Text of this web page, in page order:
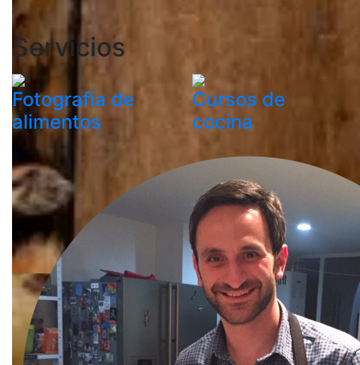
Servicios
Fotografía de
alimentos
Cursos de
cocina